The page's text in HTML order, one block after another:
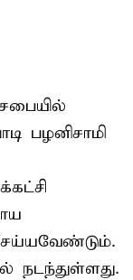
பழனிசாமி
நடந்துள்ளது.